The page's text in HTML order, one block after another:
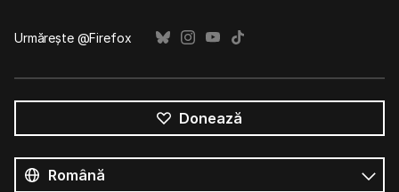
Urmărește @Firefox
Donează
limbile
Limbă